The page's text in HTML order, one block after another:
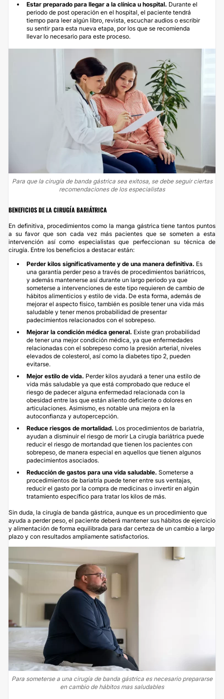
Estar preparado para llegar a la clínica u hospital. Durante el
periodo de post operación en el hospital, el paciente tendrá
tiempo para leer algún libro, revista, escuchar audios o escribir
su sentir para esta nueva etapa, por los que se recomienda
llevar lo necesario para este proceso.
Para que la cirugía de banda gástrica sea exitosa, se debe seguir ciertas
recomendaciones de los especialistas
BENEFICIOS DE LA CIRUGÍA BARIÁTRICA
En definitiva, procedimientos como la manga gástrica tiene tantos puntos
a su favor que son cada vez más pacientes que se someten a esta
intervención así como especialistas que perfeccionan su técnica de
cirugía. Entre los beneficios a destacar están:
Perder kilos significativamente y de una manera definitiva. Es
una garantía perder peso a través de procedimientos bariátricos,
y además mantenerse así durante un largo periodo ya que
someterse a intervenciones de este tipo requieren de cambio de
hábitos alimenticios y estilo de vida. De esta forma, además de
mejorar el aspecto físico, también es posible tener una vida más
saludable y tener menos probabilidad de presentar
padecimientos relacionados con el sobrepeso.
Mejorar la condición médica general. Existe gran probabilidad
de tener una mejor condición médica, ya que enfermedades
relacionadas con el sobrepeso como la presión arterial, niveles
elevados de colesterol, así como la diabetes tipo 2, pueden
evitarse.
Mejor estilo de vida. Perder kilos ayudará a tener una estilo de
vida más saludable ya que está comprobado que reduce el
riesgo de padecer alguna enfermedad relacionada con la
obesidad entre las que están aliento deficiente o dolores en
articulaciones. Asimismo, es notable una mejora en la
autoconfianza y autopercepción.
Reduce riesgos de mortalidad. Los procedimientos de bariatría,
ayudan a disminuir el riesgo de morir La cirugía bariátrica puede
reducir el riesgo de mortandad que tienen los pacientes con
sobrepeso, de manera especial en aquellos que tienen algunos
padecimientos asociados.
Reducción de gastos para una vida saludable. Someterse a
procedimientos de bariatría puede tener entre sus ventajas,
reducir el gasto por la compra de medicinas o invertir en algún
tratamiento específico para tratar los kilos de más.
Sin duda, la cirugía de banda gástrica, aunque es un procedimiento que
ayuda a perder peso, el paciente deberá mantener sus hábitos de ejercicio
y alimentación de forma equilibrada para dar certeza de un cambio a largo
plazo y con resultados ampliamente satisfactorios.
Para someterse a una cirugía de banda gástrica es necesario prepararse
en cambio de hábitos mas saludables